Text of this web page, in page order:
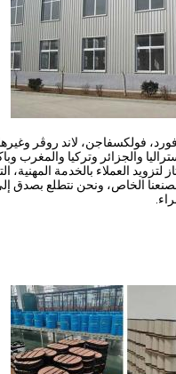
فولكسفاجن، لاند روڤر
والجزائر وتركيا والمغرب
العملاء بالخدمة
الخاص، ونحن نتطلع بصدق